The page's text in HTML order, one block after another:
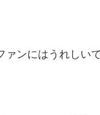
ンにはうれしいで